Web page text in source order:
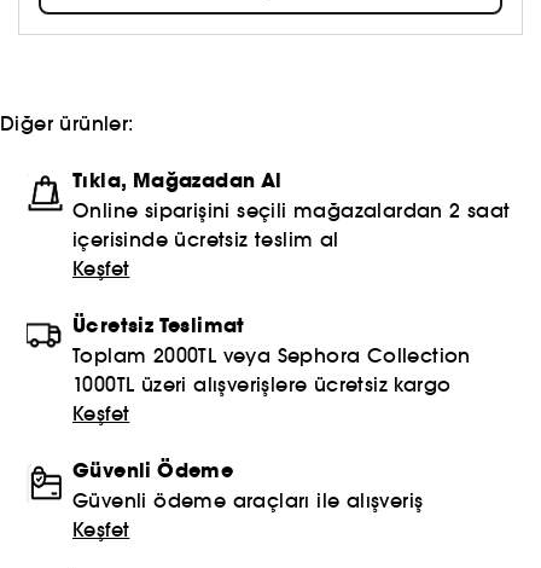
Diğer ürünler:
Tıkla, Mağazadan Al
Online siparişini seçili mağazalardan 2 saat
içerisinde ücretsiz teslim al
Keşfet
Ücretsiz Teslimat
Toplam 2000TL veya Sephora Collection
1000TL üzeri alışverişlere ücretsiz kargo
Keşfet
Güvenli Ödeme
Güvenli ödeme araçları ile alışveriş
Keşfet